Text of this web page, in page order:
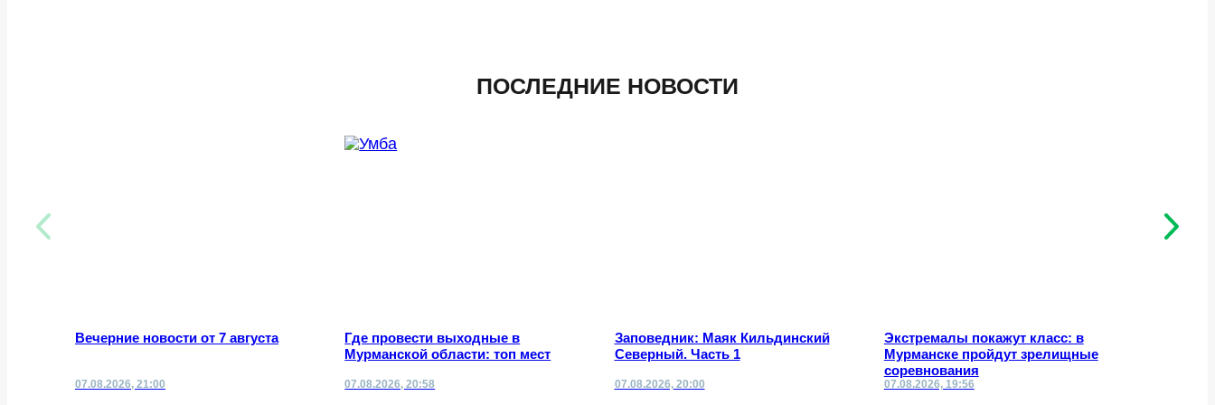
ПОСЛЕДНИЕ НОВОСТИ
Вечерние новости от 7 августа
07.08.2026, 21:00
Где провести выходные в
Мурманской области: топ мест
07.08.2026, 20:58
Заповедник: Маяк Кильдинский
Северный. Часть 1
07.08.2026, 20:00
Экстремалы покажут класс: в
Мурманске пройдут зрелищные
соревнования
07.08.2026, 19:56